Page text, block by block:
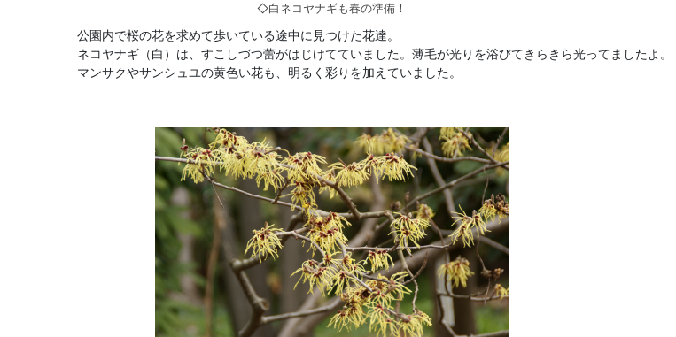
◇白ネコヤナギも春の準備！
公園内で桜の花を求めて歩いている途中に見つけた花達。
ネコヤナギ（白）は、すこしづつ蕾がはじけてていました。薄毛が光りを浴びてきらきら光ってましたよ。
マンサクやサンシュユの黄色い花も、明るく彩りを加えていました。